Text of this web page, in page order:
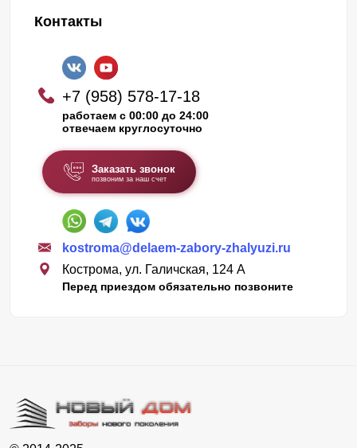
Контакты
+7 (958) 578-17-18
работаем с 00:00 до 24:00
отвечаем круглосуточно
Заказать звонок
позвоним за наш счет
kostroma@delaem-zabory-zhalyuzi.ru
Кострома, ул. Галичская, 124 А
Перед приездом обязательно позвоните